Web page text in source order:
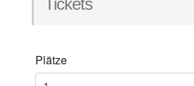
Tickets
Plätze